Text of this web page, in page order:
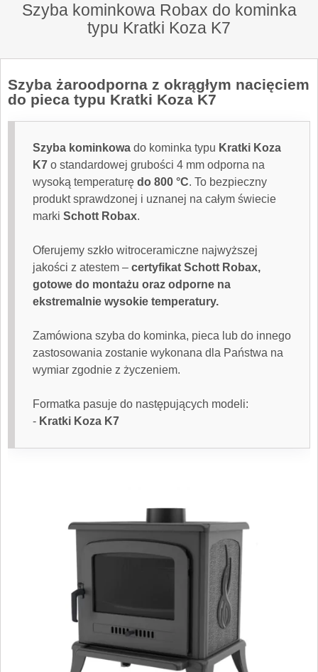
Szyba kominkowa Robax do kominka
typu Kratki Koza K7
Szyba żaroodporna z okrągłym nacięciem
do pieca typu Kratki Koza K7
Szyba kominkowa do kominka typu Kratki Koza
K7 o standardowej grubości 4 mm odporna na
wysoką temperaturę do 800 °C. To bezpieczny
produkt sprawdzonej i uznanej na całym świecie
marki Schott Robax.
Oferujemy szkło witroceramiczne najwyższej
jakości z atestem – certyfikat Schott Robax,
gotowe do montażu oraz odporne na
ekstremalnie wysokie temperatury.
Zamówiona szyba do kominka, pieca lub do innego
zastosowania zostanie wykonana dla Państwa na
wymiar zgodnie z życzeniem.
Formatka pasuje do następujących modeli:
- Kratki Koza K7